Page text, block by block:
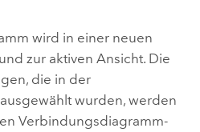
wird in einer neuen
zur aktiven Ansicht. Die
die in der
wurden, werden
Verbindungsdiagramm-